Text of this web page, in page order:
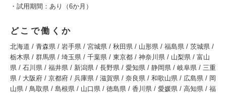
・試用期間：あり（6か月）
どこで働くか
北海道 / 青森県 / 岩手県 / 宮城県 / 秋田県 / 山形県 / 福島県 / 茨城県 /
栃木県 / 群馬県 / 埼玉県 / 千葉県 / 東京都 / 神奈川県 / 山梨県 / 富山
県 / 石川県 / 福井県 / 新潟県 / 長野県 / 愛知県 / 静岡県 / 岐阜県 / 三重
県 / 大阪府 / 京都府 / 兵庫県 / 滋賀県 / 奈良県 / 和歌山県 / 広島県 / 岡
山県 / 鳥取県 / 島根県 / 山口県 / 徳島県 / 香川県 / 愛媛県 / 高知県 / 福